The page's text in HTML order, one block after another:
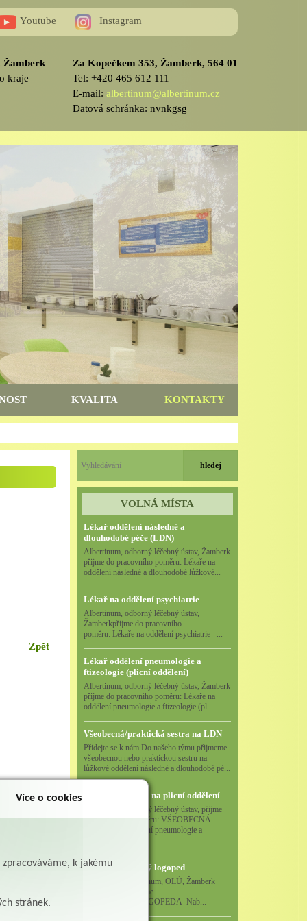
Youtube Instagram
Za Kopečkem 353, Žamberk, 564 01
Tel: +420 465 612 111
E-mail:albertinum@albertinum.cz
Datová schránka: nvnkgsg
Žamberk
kraje
KVALITA KONTAKTY
Zpět
VOLNÁ MÍSTA
Lékař oddělení následné a
dlouhodobé péče (LDN)
Albertinum, odborný léčebný ústav, Žamberk
přijme do pracovního poměru: Lékaře na
oddělení následné a dlouhodobé lůžkové...
Lékař na oddělení psychiatrie
Albertinum, odborný léčebný ústav,
Žamberkpřijme do pracovního
poměru: Lékaře na oddělení psychiatrie ...
Lékař oddělení pneumologie a
ftizeologie (plicní oddělení)
Albertinum, odborný léčebný ústav, Žamberk
přijme do pracovního poměru: Lékaře na
oddělení pneumologie a ftizeologie (pl...
Všeobecná/praktická sestra na LDN
Přidejte se k nám Do našeho týmu přijmeme
všeobecnou nebo praktickou sestru na
lůžkové oddělení následné a dlouhodobé pé...
Všeobecná sestra na plicní oddělení
Albertinum, odborný léčebný ústav, přijme
do pracovního poměru: VŠEOBECNÁ
SESTRA na oddělení pneumologie a
Logoped/klinický logoped
Albertinum, OLÚ, Žamberk
přijme
KLINICKÉHO LOGOPEDA Nab...
Více o cookies
k jakému
stránek.